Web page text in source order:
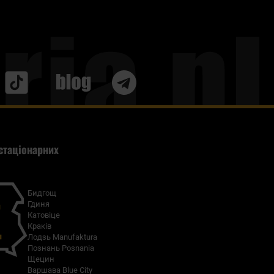
Blog
Бидгощ
Гдиня
Катовіце
Краків
Лодзь Manufaktura
Познань Posnania
Щецин
Варшава Blue City